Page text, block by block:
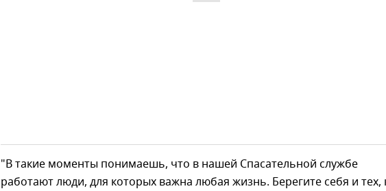
"В такие моменты понимаешь, что в нашей Спасательной службе
работают люди, для которых важна любая жизнь. Берегите себя и тех,